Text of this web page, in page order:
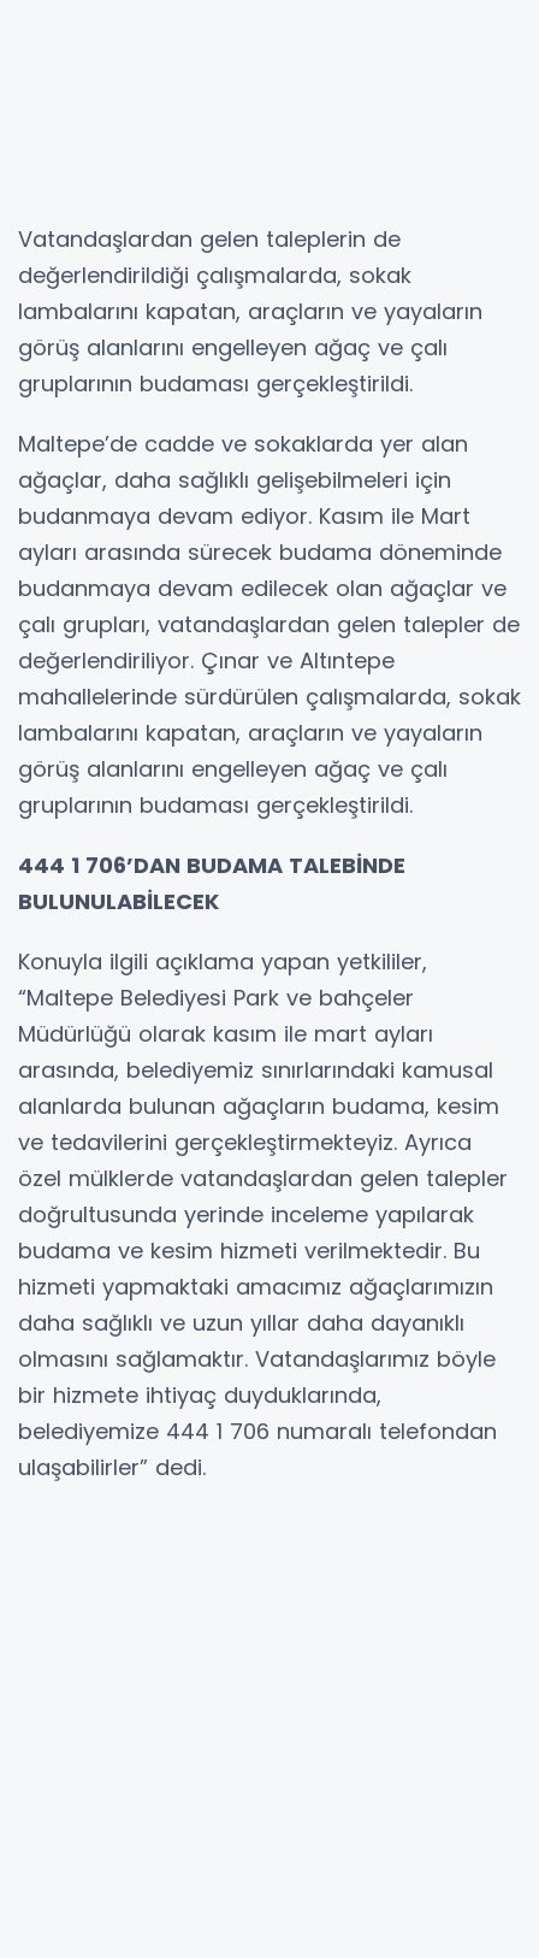
Vatandaşlardan gelen taleplerin de
değerlendirildiği çalışmalarda, sokak
lambalarını kapatan, araçların ve yayaların
görüş alanlarını engelleyen ağaç ve çalı
gruplarının budaması gerçekleştirildi.
Maltepe’de cadde ve sokaklarda yer alan
ağaçlar, daha sağlıklı gelişebilmeleri için
budanmaya devam ediyor. Kasım ile Mart
ayları arasında sürecek budama döneminde
budanmaya devam edilecek olan ağaçlar ve
çalı grupları, vatandaşlardan gelen talepler de
değerlendiriliyor. Çınar ve Altıntepe
mahallelerinde sürdürülen çalışmalarda, sokak
lambalarını kapatan, araçların ve yayaların
görüş alanlarını engelleyen ağaç ve çalı
gruplarının budaması gerçekleştirildi.
444 1 706’DAN BUDAMA TALEBİNDE
BULUNULABİLECEK
Konuyla ilgili açıklama yapan yetkililer,
“Maltepe Belediyesi Park ve bahçeler
Müdürlüğü olarak kasım ile mart ayları
arasında, belediyemiz sınırlarındaki kamusal
alanlarda bulunan ağaçların budama, kesim
ve tedavilerini gerçekleştirmekteyiz. Ayrıca
özel mülklerde vatandaşlardan gelen talepler
doğrultusunda yerinde inceleme yapılarak
budama ve kesim hizmeti verilmektedir. Bu
hizmeti yapmaktaki amacımız ağaçlarımızın
daha sağlıklı ve uzun yıllar daha dayanıklı
olmasını sağlamaktır. Vatandaşlarımız böyle
bir hizmete ihtiyaç duyduklarında,
belediyemize 444 1 706 numaralı telefondan
ulaşabilirler” dedi.